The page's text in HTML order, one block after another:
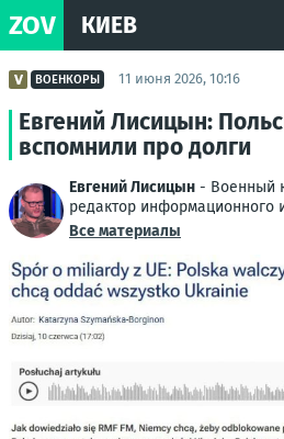
ZOV КИЕВ
ВОЕНКОРЫ 11 июня 2026, 10:16
Евгений Лисицын:
вспомнили про долги
Евгений Лисицын - Военный
редактор информационного
Все материалы